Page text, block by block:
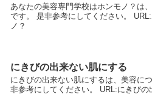
あなたの美容専門学校はホンモノ？は
です。 是非参考にしてください。
ノ？
にきびの出来ない肌にする
にきびの出来ない肌にするは、美容に
非参考にしてください。 URL:にきびの